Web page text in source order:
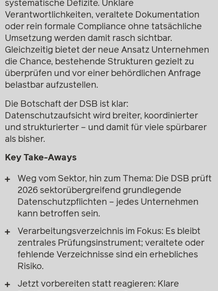
systematische Defizite. Unklare
Verantwortlichkeiten, veraltete Dokumentation
oder rein formale Compliance ohne tatsächliche
Umsetzung werden damit rasch sichtbar.
Gleichzeitig bietet der neue Ansatz Unternehmen
die Chance, bestehende Strukturen gezielt zu
überprüfen und vor einer behördlichen Anfrage
belastbar aufzustellen.
Die Botschaft der DSB ist klar:
Datenschutzaufsicht wird breiter, koordinierter
und strukturierter – und damit für viele spürbarer
als bisher.
Key Take-Aways
Weg vom Sektor, hin zum Thema: Die DSB prüft
2026 sektorübergreifend grundlegende
Datenschutzpflichten – jedes Unternehmen
kann betroffen sein.
Verarbeitungsverzeichnis im Fokus: Es bleibt
zentrales Prüfungsinstrument; veraltete oder
fehlende Verzeichnisse sind ein erhebliches
Risiko.
Jetzt vorbereiten statt reagieren: Klare